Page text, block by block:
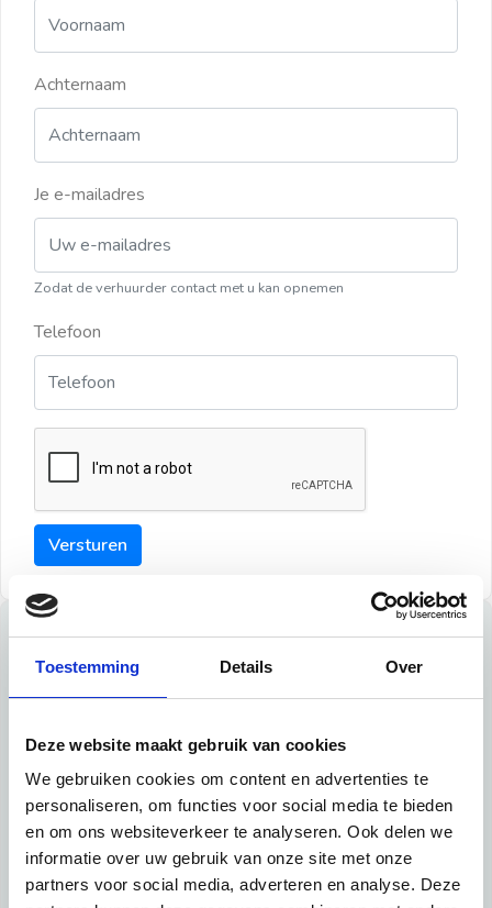
Toestemming Details Over
Deze website maakt gebruik van cookies
We gebruiken cookies om content en advertenties te
personaliseren, om functies voor social media te bieden
en om ons websiteverkeer te analyseren. Ook delen we
informatie over uw gebruik van onze site met onze
partners voor social media, adverteren en analyse. Deze
Achternaam
Je e-mailadres
Zodat de verhuurder contact met u kan opnemen
Telefoon
Versturen
Tips
Tip 1:
Schrijf een duidelijke introductie en geef de volgende
informatie mee:
Ben je student, werkachtig of werkzoekend